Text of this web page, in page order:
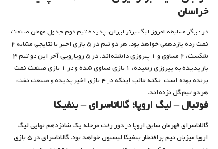
خراسان
در دیگر مسابقه امروز لیگ برتر ایران، پدیده تیم دوم جدول مهمان صنعت
نفت رده یازدهمی خواهد بود. هر دو تیم در ۵ بازی اخیر با نتایجی مشابه ۲
شکست، ۲ مساوی و ۱ پیروزی داشته‌اند. در ۵ رویارویی آخر این دو تیم ۳
بار پدیده به پیروزی رسیده، ۱ بازی مساوی شده و در ۱ بازی صنعت نفت
برنده بوده است. نکته جالب اینکه در ۴ بازی اخیر پدیده و صنعت نفت،
هر دو تیم گل نزده‌اند.
فوتبال – لیگ اروپا‌؛ گالاتاسرای – بنفیکا
گالاتاسرای قهرمان سابق اروپا در دور رفت مرحله یک شانزدهم نهایی لیگ
اروپا میزبان تیم پرافتخار بنفیکا لیسبون خواهد بود. گالاتاسرای در ۵ بازی